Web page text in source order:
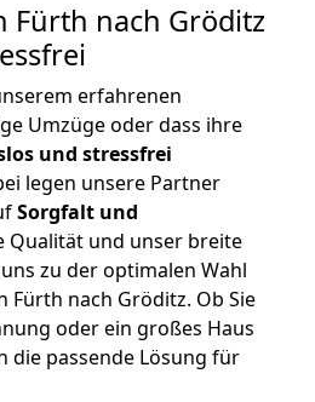
Fürth nach Gröditz
erfahrenen
Umzüge oder dass ihre
und stressfrei
legen unsere Partner
Sorgfalt und
Qualität und unser breite
zu der optimalen Wahl
Fürth nach Gröditz. Ob Sie
oder ein großes Haus
die passende Lösung für